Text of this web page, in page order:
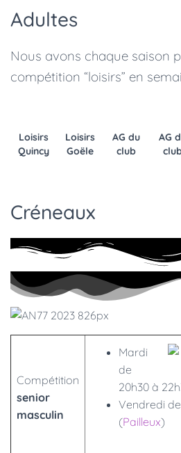
Adultes
Nous avons chaque saison
compétition “loisirs” en
Loisirs
Quincy
Loisirs
Goële
AG du
club
AG
Créneaux
Compétition
senior
masculin
Mardi
de
20h30 à
Vendredi
(Pailleux)